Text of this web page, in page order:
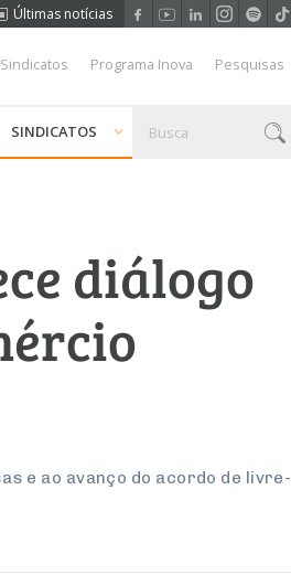
Últimas notícias
Programa Inova Pesquisas
SINDICATOS
diálogo
e ao avanço do acordo de livre-